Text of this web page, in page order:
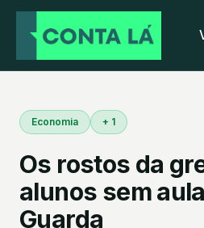
Economia + 1
Os rostos da
alunos sem
Guarda